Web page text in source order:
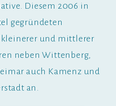
Diesem 2006 in
gegründeten
und mittlerer
neben Wittenberg,
auch Kamenz und
an.